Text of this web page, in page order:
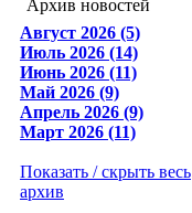
Архив новостей
Август 2026 (5)
Июль 2026 (14)
Июнь 2026 (11)
Май 2026 (9)
Апрель 2026 (9)
Март 2026 (11)
Показать / скрыть весь
архив